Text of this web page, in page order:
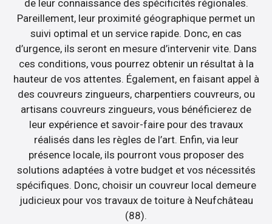
de leur connaissance des spécificités régionales.
Pareillement, leur proximité géographique permet un
suivi optimal et un service rapide. Donc, en cas
d’urgence, ils seront en mesure d’intervenir vite. Dans
ces conditions, vous pourrez obtenir un résultat à la
hauteur de vos attentes. Également, en faisant appel à
des couvreurs zingueurs, charpentiers couvreurs, ou
artisans couvreurs zingueurs, vous bénéficierez de
leur expérience et savoir-faire pour des travaux
réalisés dans les règles de l’art. Enfin, via leur
présence locale, ils pourront vous proposer des
solutions adaptées à votre budget et vos nécessités
spécifiques. Donc, choisir un couvreur local demeure
judicieux pour vos travaux de toiture à Neufchâteau
(88).